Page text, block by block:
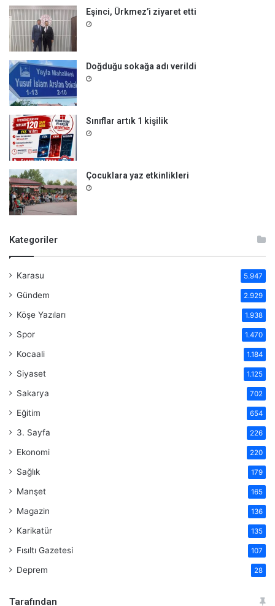
Eşinci, Ürkmez’i ziyaret etti
Doğduğu sokağa adı verildi
Sınıflar artık 1 kişilik
Çocuklara yaz etkinlikleri
Kategoriler
Karasu 5.947
Gündem 2.929
Köşe Yazıları 1.938
Spor 1.470
Kocaali 1.184
Siyaset 1.125
Sakarya 702
Eğitim 654
3. Sayfa 226
Ekonomi 220
Sağlık 179
Manşet 165
Magazin 136
Karikatür 135
Fısıltı Gazetesi 107
Deprem 28
Tarafından